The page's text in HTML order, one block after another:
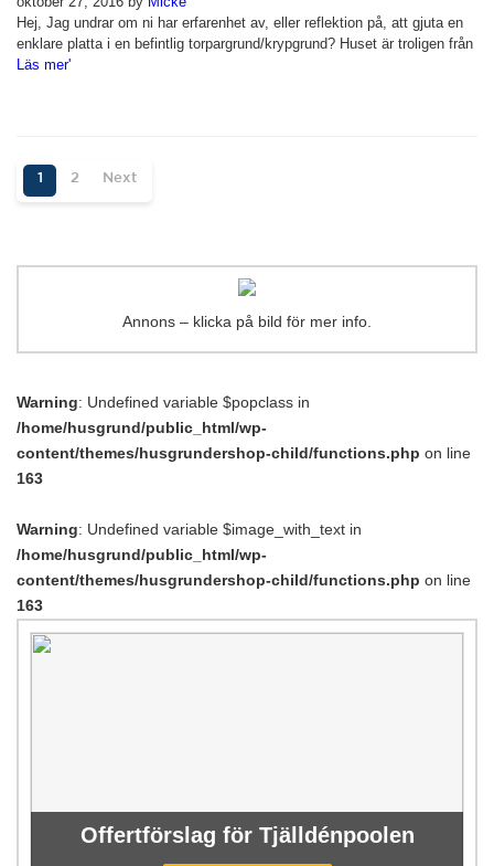
Hej, Jag undrar om ni har erfarenhet av, eller reflektion på, att gjuta en
enklare platta i en befintlig torpargrund/krypgrund? Huset är troligen från
Läs mer'
1 2 Next
Annons – klicka på bild för mer info.
Warning: Undefined variable $popclass in
/home/husgrund/public_html/wp-
content/themes/husgrundershop-child/functions.php on line
163
Warning: Undefined variable $image_with_text in
/home/husgrund/public_html/wp-
content/themes/husgrundershop-child/functions.php on line
163
Offertförslag för Tjälldénpoolen